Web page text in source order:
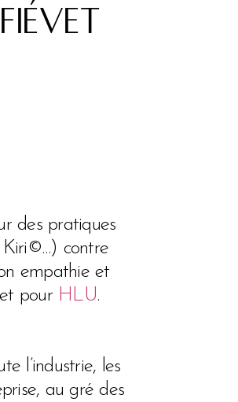
des pratiques
contre
empathie et
pour HLU.
l’industrie, les
au gré des